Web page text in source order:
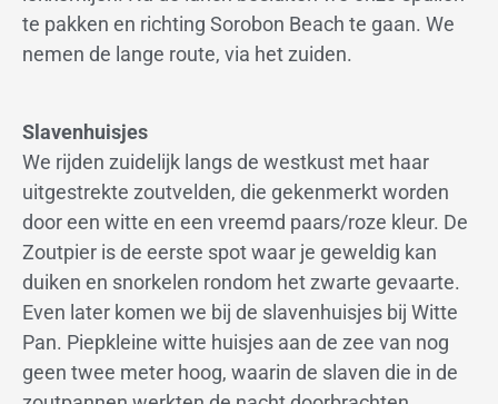
te pakken en richting Sorobon Beach te gaan. We
nemen de lange route, via het zuiden.
Slavenhuisjes
We rijden zuidelijk langs de westkust met haar
uitgestrekte zoutvelden, die gekenmerkt worden
door een witte en een vreemd paars/roze kleur. De
Zoutpier is de eerste spot waar je geweldig kan
duiken en snorkelen rondom het zwarte gevaarte.
Even later komen we bij de slavenhuisjes bij Witte
Pan. Piepkleine witte huisjes aan de zee van nog
geen twee meter hoog, waarin de slaven die in de